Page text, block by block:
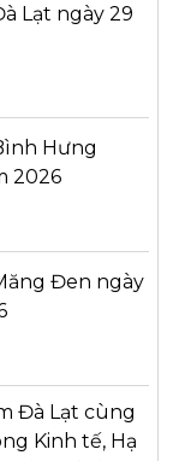
Lạt ngày 29
Hưng
2026
Đen ngày
Đà Lạt cùng
Kinh tế, Hạ